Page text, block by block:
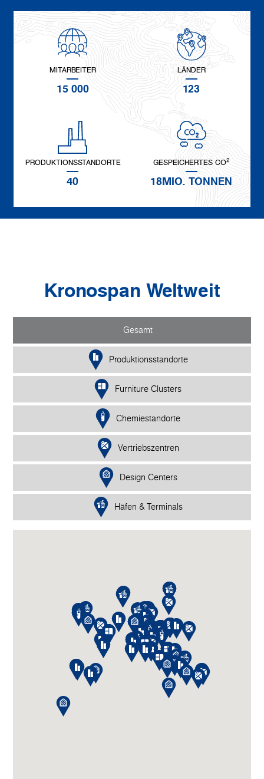
MITARBEITER
15 000
LÄNDER
123
PRODUKTIONSSTANDORTE
40
GESPEICHERTES CO2
18MIO. TONNEN
Kronospan Weltweit
Gesamt
Produktionsstandorte
Furniture Clusters
Chemiestandorte
Vertriebszentren
Design Centers
Häfen & Terminals